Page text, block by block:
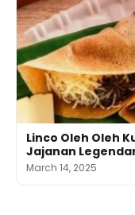
Linco Oleh Oleh
Jajanan
March 14, 2025